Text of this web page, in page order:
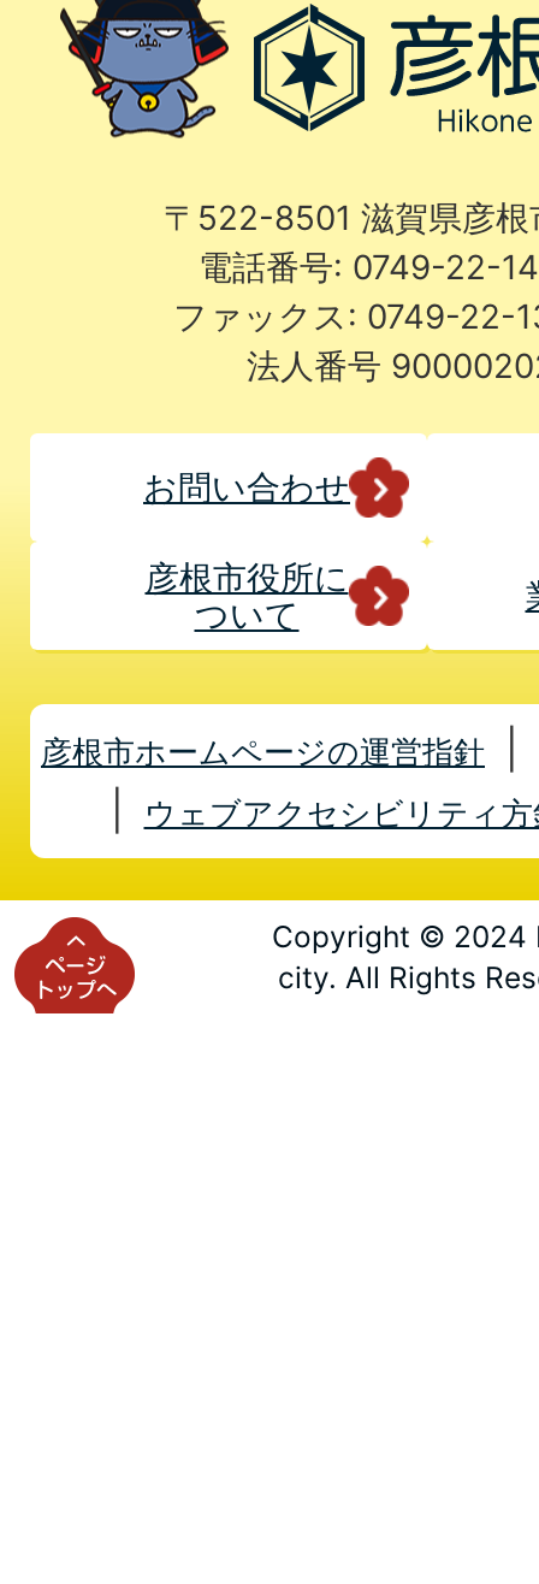
〒522-8501 滋賀県彦
電話番号: 0749-22-
ファックス: 0749-22-
法人番号
お問い合わせ
彦根市役所に
ついて
彦根市ホームページの運営指針
ウェブアクセシビリティ方
Copyright © 2024
city. All Rights